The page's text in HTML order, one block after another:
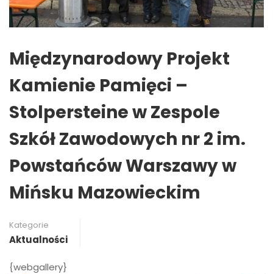
Międzynarodowy Projekt
Kamienie Pamięci –
Stolpersteine w Zespole
Szkół Zawodowych nr 2 im.
Powstańców Warszawy w
Mińsku Mazowieckim
Kategorie
Aktualności
{webgallery}